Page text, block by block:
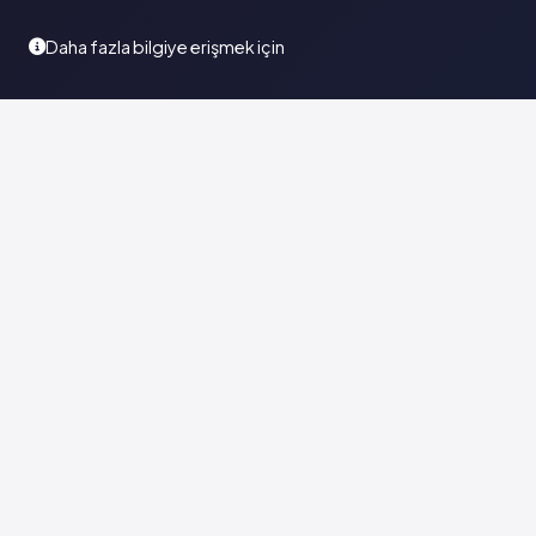
Daha fazla bilgiye erişmek için